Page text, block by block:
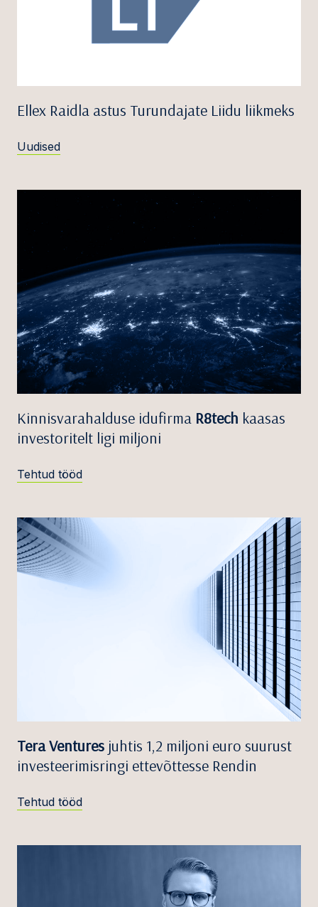
Ellex Raidla astus Turundajate Liidu liikmeks
Uudised
Kinnisvarahalduse idufirma R8tech kaasas
investoritelt ligi miljoni
Tehtud tööd
Tera Ventures juhtis 1,2 miljoni euro suurust
investeerimisringi ettevõttesse Rendin
Tehtud tööd